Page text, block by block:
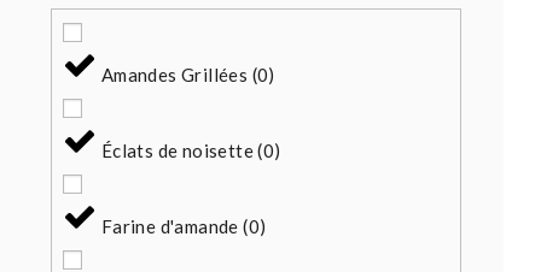
Amandes Grillées (0)
Éclats de noisette(0)
Farine d'amande (0)